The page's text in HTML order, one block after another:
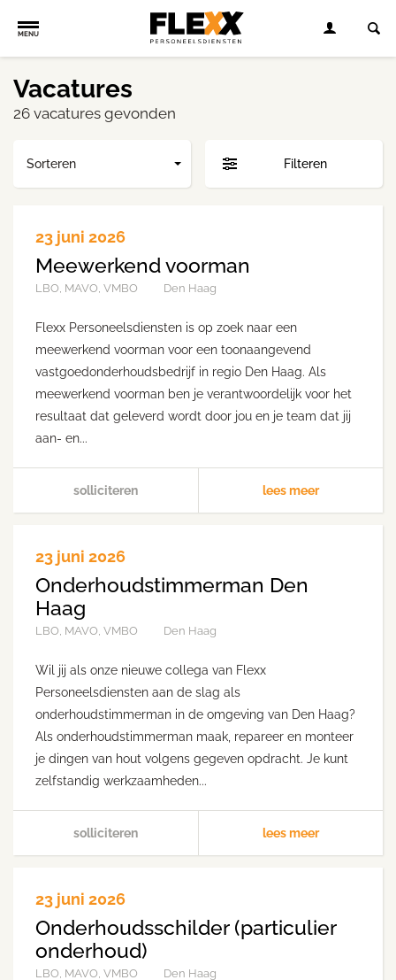
MENU
Vacatures
26 vacatures gevonden
Filteren
Sorteren
23 juni 2026
Meewerkend voorman
LBO, MAVO, VMBO Den Haag
Flexx Personeelsdiensten is op zoek naar een
meewerkend voorman voor een toonaangevend
vastgoedonderhoudsbedrijf in regio Den Haag. Als
meewerkend voorman ben je verantwoordelijk voor het
resultaat dat geleverd wordt door jou en je team dat jij
aan- en...
solliciteren lees meer
23 juni 2026
Onderhoudstimmerman Den
Haag
LBO, MAVO, VMBO Den Haag
Wil jij als onze nieuwe collega van Flexx
Personeelsdiensten aan de slag als
onderhoudstimmerman in de omgeving van Den Haag?
Als onderhoudstimmerman maak, repareer en monteer
je dingen van hout volgens gegeven opdracht. Je kunt
zelfstandig werkzaamheden...
solliciteren lees meer
23 juni 2026
Onderhoudsschilder (particulier
onderhoud)
LBO, MAVO, VMBO Den Haag